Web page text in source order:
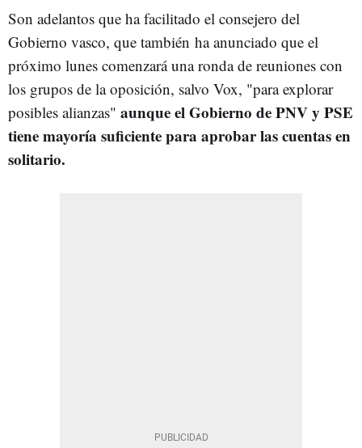
Son adelantos que ha facilitado el consejero del
Gobierno vasco, que también ha anunciado que el
próximo lunes comenzará una ronda de reuniones con
los grupos de la oposición, salvo Vox, "para explorar
posibles alianzas" aunque el Gobierno de PNV y PSE
tiene mayoría suficiente para aprobar las cuentas en
solitario.